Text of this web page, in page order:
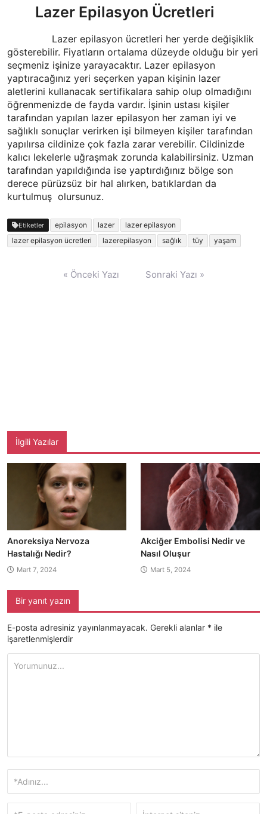
Lazer Epilasyon Ücretleri
Lazer epilasyon ücretleri her yerde değişiklik
gösterebilir. Fiyatların ortalama düzeyde olduğu bir yeri
seçmeniz işinize yarayacaktır. Lazer epilasyon
yaptıracağınız yeri seçerken yapan kişinin lazer
aletlerini kullanacak sertifikalara sahip olup olmadığını
öğrenmenizde de fayda vardır. İşinin ustası kişiler
tarafından yapılan lazer epilasyon her zaman iyi ve
sağlıklı sonuçlar verirken işi bilmeyen kişiler tarafından
yapılırsa cildinize çok fazla zarar verebilir. Cildinizde
kalıcı lekelerle uğraşmak zorunda kalabilirsiniz. Uzman
tarafından yapıldığında ise yaptırdığınız bölge son
derece pürüzsüz bir hal alırken, batıklardan da
kurtulmuş olursunuz.
Etiketler epilasyon lazer
lazer epilasyon
lazer epilasyon ücretleri
lazerepilasyon sağlık tüy yaşam
« Önceki Yazı Sonraki Yazı »
İlgili Yazılar
Anoreksiya Nervoza
Hastalığı Nedir?
Mart 7, 2024
Akciğer Embolisi Nedir ve
Nasıl Oluşur
Mart 5, 2024
Bir yanıt yazın
E-posta adresiniz yayınlanmayacak. Gerekli alanlar * ile
işaretlenmişlerdir